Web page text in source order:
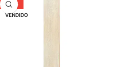
-37%
VENDIDO